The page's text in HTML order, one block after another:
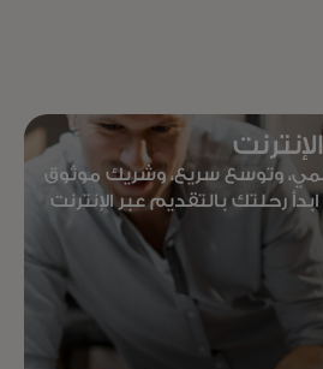
وتوسع سريع، وشريك موثوق
رحلتك بالتقديم عبر الإنترنت